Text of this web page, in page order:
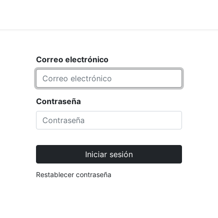
Correo electrónico
Contraseña
Iniciar sesión
Restablecer contraseña